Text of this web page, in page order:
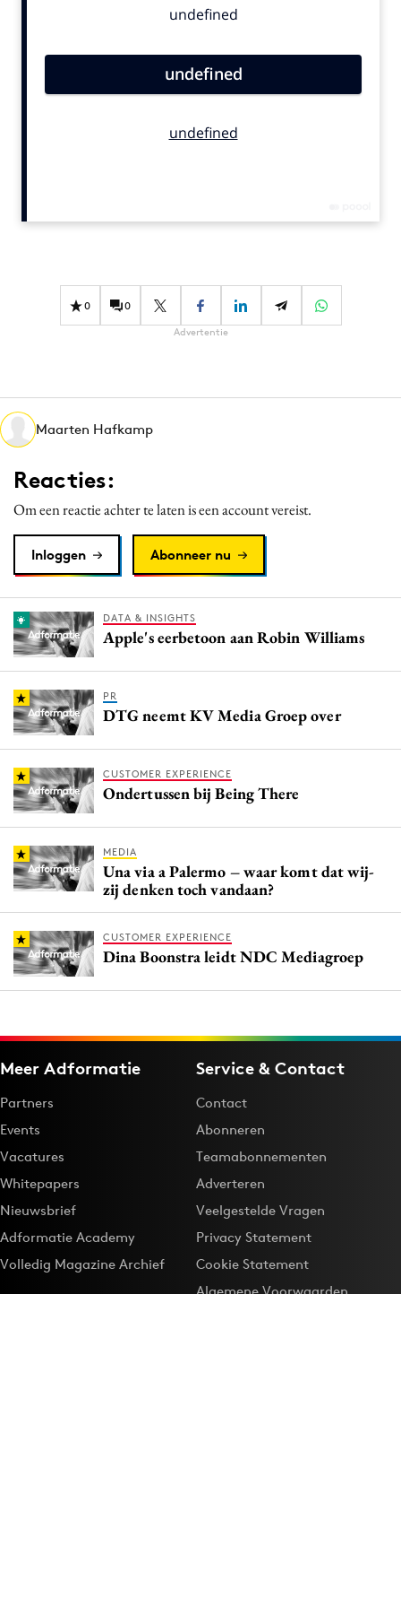
Contentmarketing
Effectiviteit
Gedragsverandering
Martech
Media
Merkstrategie
PR
Programmatic
Reputatie & crisis
0 0
Advertentie
Maarten Hafkamp
Reacties:
Om een reactie achter te laten is een account vereist.
Inloggen Abonneer nu
DATA & INSIGHTS
Apple's eerbetoon aan Robin Williams
PR
DTG neemt KV Media Groep over
CUSTOMER EXPERIENCE
Ondertussen bij Being There
MEDIA
Una via a Palermo – waar komt dat wij-
zij denken toch vandaan?
CUSTOMER EXPERIENCE
Dina Boonstra leidt NDC Mediagroep
Meer Adformatie
Partners
Events
Vacatures
Whitepapers
Nieuwsbrief
Adformatie Academy
Volledig Magazine Archief
Service & Contact
Contact
Abonneren
Teamabonnementen
Adverteren
Veelgestelde Vragen
Privacy Statement
Cookie Statement
Algemene Voorwaarden